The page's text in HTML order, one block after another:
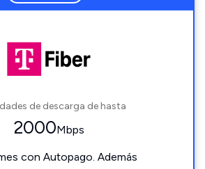
de descarga de hasta
2000Mbps
con Autopago. Además